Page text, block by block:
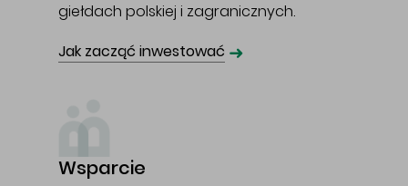
giełdach polskiej i zagranicznych.
Jak zacząć inwestować ➜
Wsparcie